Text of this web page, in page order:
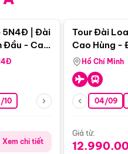
nổi bật
5N4Đ | Đài
Đầu - Cao
10
Xem chi tiết
Tour Đài
Cao Hùng -
Hồ Chí Minh
04/09
Giá từ: